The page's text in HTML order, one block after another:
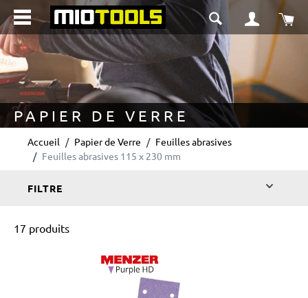
principal
PAPIER DE VERRE
Accueil Papier de Verre
Feuilles abrasives
Feuilles abrasives 115 x 230 mm
FILTRE
17 produits